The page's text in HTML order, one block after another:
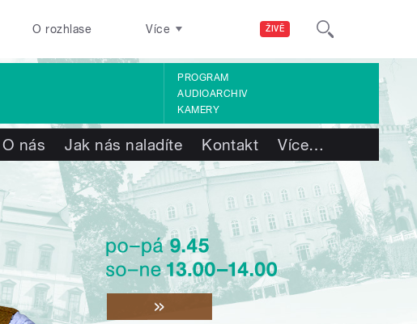
ŽIVĚ
O rozhlase Více
PROGRAM
AUDIOARCHIV
KAMERY
O nás Jak nás naladíte Kontakt Více…